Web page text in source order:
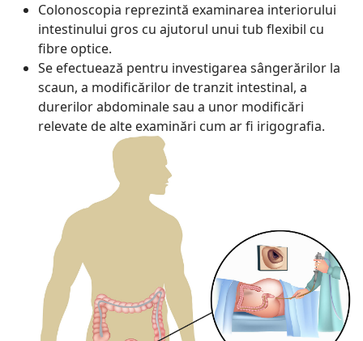
Colonoscopia reprezintă examinarea interiorului
intestinului gros cu ajutorul unui tub flexibil cu
fibre optice.
Se efectuează pentru investigarea sângerărilor la
scaun, a modificărilor de tranzit intestinal, a
durerilor abdominale sau a unor modificări
relevate de alte examinări cum ar fi irigografia.